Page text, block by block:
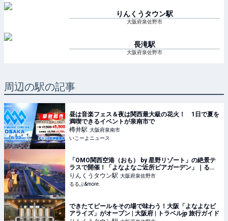
りんくうタウン駅
大阪府泉佐野市
長滝駅
大阪府泉佐野市
周辺の駅の記事
昼は音楽フェス＆夜は関西最大級の花火！ 1日で夏を
満喫できるイベントが泉南市で
樽井駅 大阪府泉南市
いこーよニュース
「OMO関西空港（おも） by 星野リゾート」の絶景テ
ラスで開催！「よなよなご近所ビアガーデン」｜るる
ぶ&more.
りんくうタウン駅 大阪府泉佐野市
るるぶ&more.
できたてビールをその場で味わう！大阪「よなよなビ
アライズ」がオープン | 大阪府 | トラベルjp 旅行ガイド